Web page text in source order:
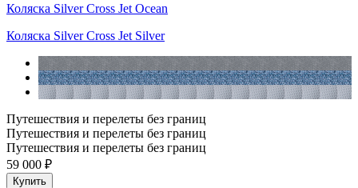
Коляска Silver Cross Jet Ocean
Коляска Silver Cross Jet Silver
Путешествия и перелеты без границ
Путешествия и перелеты без границ
Путешествия и перелеты без границ
59 000 ₽
Купить